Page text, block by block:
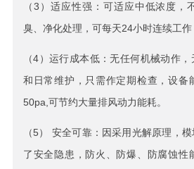
（3）适应性强：可适应中低浓度，
臭、净化处理，可每天24小时连续工作
（4）运行成本低：无任何机械动作
和日常维护，只需作定期检查，设备
50pa,可节约大量排风动力能耗。
（5） 安全可靠：因采用光解原理，
了安全隐患，防火、防爆、防腐蚀性